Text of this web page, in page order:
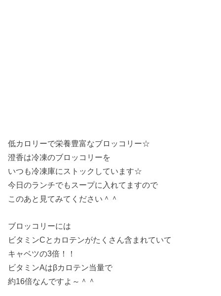
低カロリーで栄養豊富なブロッコリー☆
澄香は冷凍のブロッコリーを
いつも冷凍庫にストックしています☆
今日のランチでもスープに入れてますので
このあと見てみてください＾＾
ブロッコリーには
ビタミンCとカロテンがたくさん含まれていて
キャベツの3倍！！
ビタミンAはβカロテン当量で
約16倍なんですよ～＾＾